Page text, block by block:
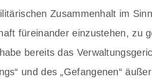
Zusammenhalt im
füreinander einzustehen, zu
bereits das
und des „Gefangenen“